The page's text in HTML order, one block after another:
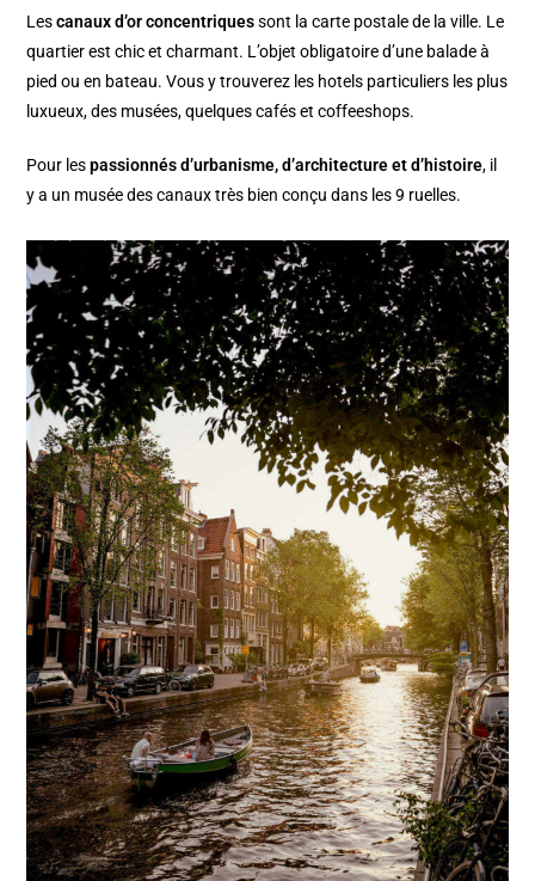
Lescanaux d’or concentriquessont la carte postale de la ville. Le
quartier est chic et charmant. L’objet obligatoire d’une balade à
pied ou en bateau. Vous y trouverez les hotels particuliers les plus
luxueux, des musées, quelques cafés et coffeeshops.
Pour lespassionnés d’urbanisme, d’architecture et d’histoire, il
y a un musée des canaux très bien conçu dans les 9 ruelles.